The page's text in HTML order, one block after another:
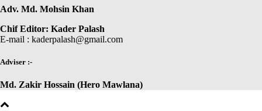
Adv. Md. Mohsin Khan
Chif Editor: Kader Palash
E-mail : kaderpalash@gmail.com
Adviser :-
Md. Zakir Hossain (Hero Mawlana)